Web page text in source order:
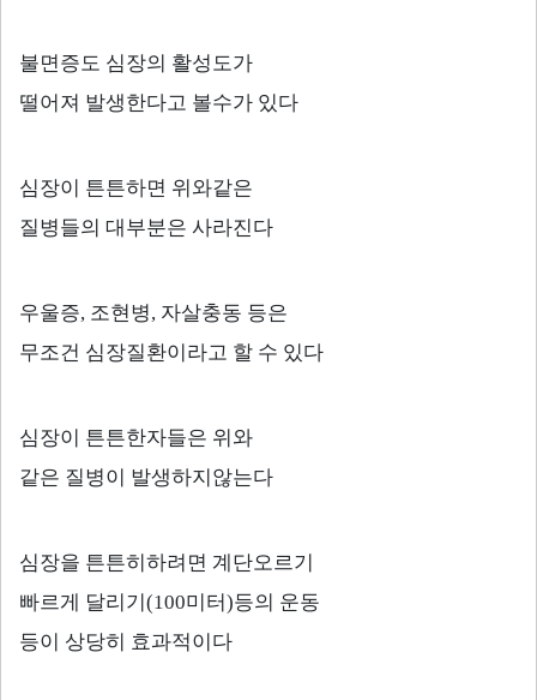
불면증도 심장의 활성도가
떨어져 발생한다고 볼수가 있다
심장이 튼튼하면 위와같은
질병들의 대부분은 사라진다
우울증, 조현병, 자살충동 등은
무조건 심장질환이라고 할 수 있다
심장이 튼튼한자들은 위와
같은 질병이 발생하지않는다
심장을 튼튼히하려면 계단오르기
빠르게 달리기(100미터)등의 운동
등이 상당히 효과적이다